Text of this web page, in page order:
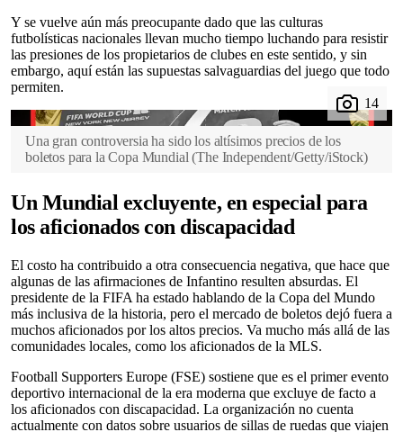
Y se vuelve aún más preocupante dado que las culturas
futbolísticas nacionales llevan mucho tiempo luchando para resistir
las presiones de los propietarios de clubes en este sentido, y sin
embargo, aquí están las supuestas salvaguardias del juego que todo
permiten.
Una gran controversia ha sido los altísimos precios de los
boletos para la Copa Mundial (The Independent/Getty/iStock)
Un Mundial excluyente, en especial para
los aficionados con discapacidad
El costo ha contribuido a otra consecuencia negativa, que hace que
algunas de las afirmaciones de Infantino resulten absurdas. El
presidente de la FIFA ha estado hablando de la Copa del Mundo
más inclusiva de la historia, pero el mercado de boletos dejó fuera a
muchos aficionados por los altos precios. Va mucho más allá de las
comunidades locales, como los aficionados de la MLS.
Football Supporters Europe (FSE) sostiene que es el primer evento
deportivo internacional de la era moderna que excluye de facto a
los aficionados con discapacidad. La organización no cuenta
actualmente con datos sobre usuarios de sillas de ruedas que viajen